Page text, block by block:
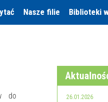
Nasze filie Biblioteki
do
26.01.2026